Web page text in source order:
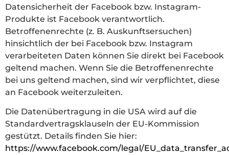
Datensicherheit der Facebook bzw. Instagram-
Produkte ist Facebook verantwortlich.
Betroffenenrechte (z. B. Auskunftsersuchen)
hinsichtlich der bei Facebook bzw. Instagram
verarbeiteten Daten können Sie direkt bei Facebook
geltend machen. Wenn Sie die Betroffenenrechte
bei uns geltend machen, sind wir verpflichtet, diese
an Facebook weiterzuleiten.
Die Datenübertragung in die USA wird auf die
Standardvertragsklauseln der EU-Kommission
gestützt. Details finden Sie hier:
https://www.facebook.com/legal/